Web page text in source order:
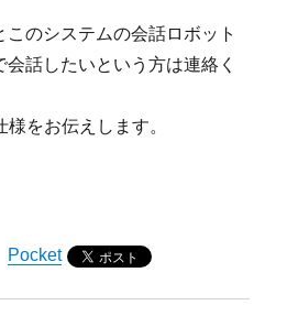
このシステムの会話ロボット
話したいという方は連絡く
をお伝えします。
Pocket